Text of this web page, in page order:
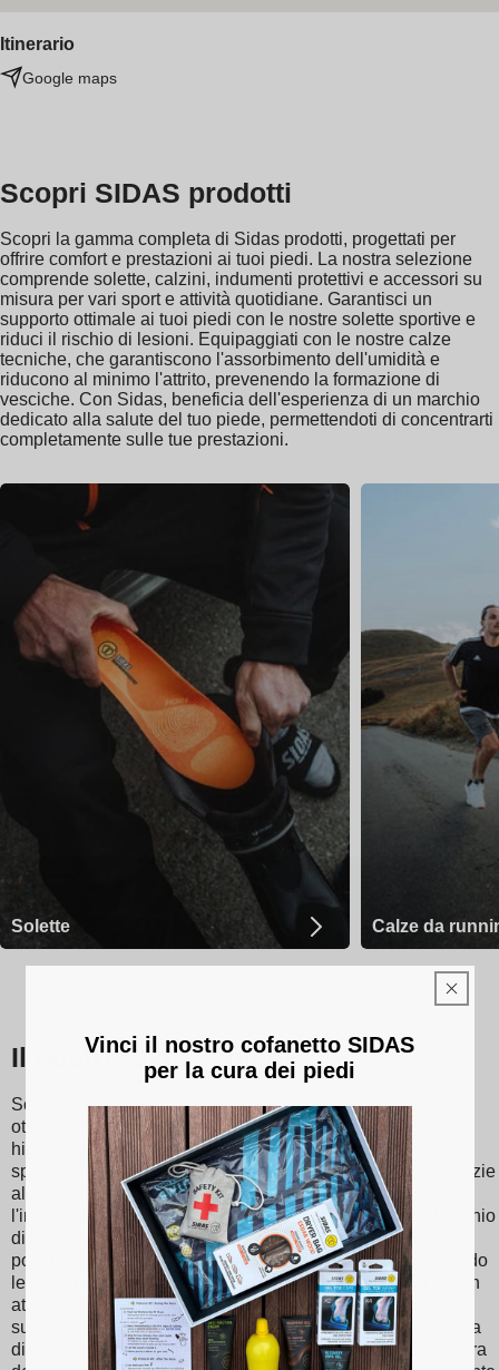
Itinerario
Google maps
Scopri SIDAS prodotti
Scopri la gamma completa di Sidas prodotti, progettati per
offrire comfort e prestazioni ai tuoi piedi. La nostra selezione
comprende solette, calzini, indumenti protettivi e accessori su
misura per vari sport e attività quotidiane. Garantisci un
supporto ottimale ai tuoi piedi con le nostre solette sportive e
riduci il rischio di lesioni. Equipaggiati con le nostre calze
tecniche, che garantiscono l'assorbimento dell'umidità e
riducono al minimo l'attrito, prevenendo la formazione di
vesciche. Con Sidas, beneficia dell'esperienza di un marchio
dedicato alla salute del tuo piede, permettendoti di concentrarti
completamente sulle tue prestazioni.
Solette Calze da
Il nostro Sidas solette
Scopri Sidas solette, progettate per fornire un supporto
ottimale e un comfort senza eguali ad ogni passo. Fatto da
high-materiali di qualità, i nostri plantari sono adatti a vari
sport e attività, che vanno dal tennis allo sci alla corsa. Grazie
alla loro tecnologia di assorbimento degli urti, riducono
l'impatto sulle articolazioni, riducendo così al minimo il rischio
di lesioni. Sidas le solette promuovono inoltre una migliore
postura e una distribuzione equilibrata del peso, migliorando
le prestazioni atletiche e il comfort quotidiano. Che tu sia un
atleta appassionato o semplicemente cerchi un migliore
supporto per il piede, scegli Sidas solette per un'esperienza
di camminata e sportiva ottimizzata. Con Sidas, prenditi cura
Vinci il nostro cofanetto SIDAS
per la cura dei piedi